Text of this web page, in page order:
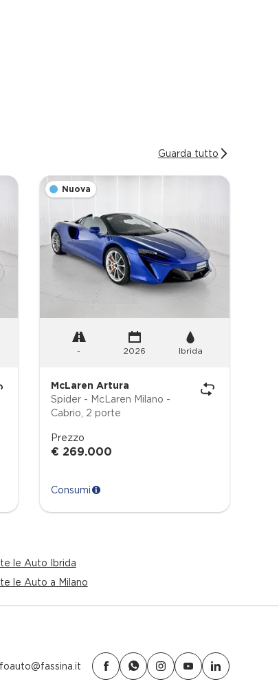
Guarda tutto
Nuova
- 2026 Ibrida
McLaren Artura
Spider - McLaren Milano -
Cabrio, 2 porte
Prezzo
€ 269.000
Consumi
le Auto Ibrida
le Auto a Milano